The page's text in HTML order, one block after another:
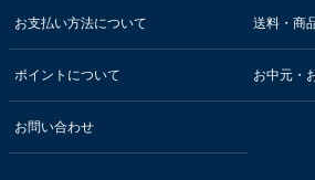
お支払い方法について 送料・商
ポイントについて お中元・
お問い合わせ